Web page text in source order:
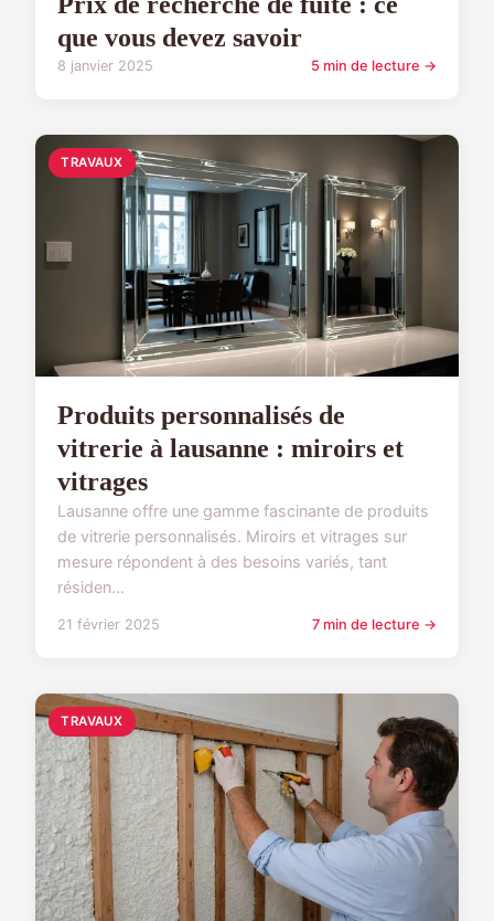
que vous devez savoir
8 janvier 2025 5 min de lecture →
TRAVAUX
Produits personnalisés de
vitrerie à lausanne : miroirs et
vitrages
Lausanne offre une gamme fascinante de produits
de vitrerie personnalisés. Miroirs et vitrages sur
mesure répondent à des besoins variés, tant
résiden...
21 février 2025 7 min de lecture →
TRAVAUX